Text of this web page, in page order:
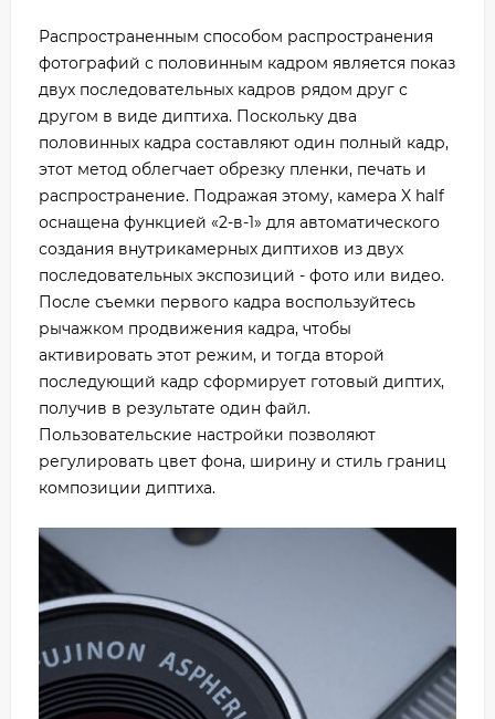
Распространенным способом распространения
фотографий с половинным кадром является показ
двух последовательных кадров рядом друг с
другом в виде диптиха. Поскольку два
половинных кадра составляют один полный кадр,
этот метод облегчает обрезку пленки, печать и
распространение. Подражая этому, камера X half
оснащена функцией «2-в-1» для автоматического
создания внутрикамерных диптихов из двух
последовательных экспозиций - фото или видео.
После съемки первого кадра воспользуйтесь
рычажком продвижения кадра, чтобы
активировать этот режим, и тогда второй
последующий кадр сформирует готовый диптих,
получив в результате один файл.
Пользовательские настройки позволяют
регулировать цвет фона, ширину и стиль границ
композиции диптиха.